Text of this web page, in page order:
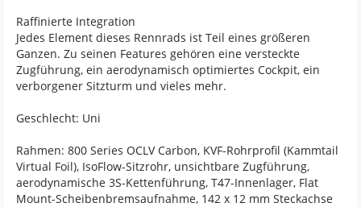
Raffinierte Integration
Jedes Element dieses Rennrads ist Teil eines größeren
Ganzen. Zu seinen Features gehören eine versteckte
Zugführung, ein aerodynamisch optimiertes Cockpit, ein
verborgener Sitzturm und vieles mehr.
Geschlecht: Uni
Rahmen: 800 Series OCLV Carbon, KVF-Rohrprofil (Kammtail
Virtual Foil), IsoFlow-Sitzrohr, unsichtbare Zugführung,
aerodynamische 3S-Kettenführung, T47-Innenlager, Flat
Mount-Scheibenbremsaufnahme, 142 x 12 mm Steckachse